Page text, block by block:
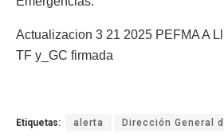
Actualizacion 3 21 2025 PEFMA A
TF y_GC firmada
Etiquetas: alerta Dirección General